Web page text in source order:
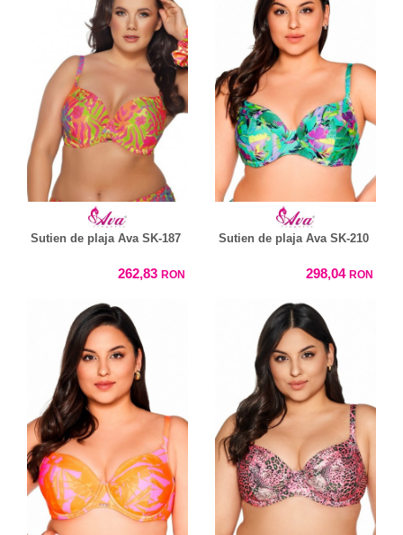
Sutien de plaja Ava SK-187
262,83 RON
Sutien de plaja Ava SK-210
298,04 RON